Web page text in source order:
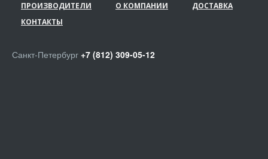
ПРОИЗВОДИТЕЛИ
О КОМПАНИИ
ДОСТАВКА
КОНТАКТЫ
Санкт-Петербург +7 (812) 309-05-12